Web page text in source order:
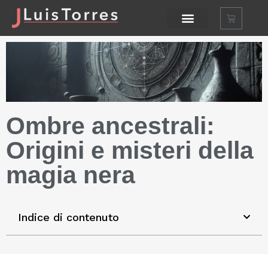
Ombre ancestrali:
Origini e misteri della
magia nera
Indice di contenuto